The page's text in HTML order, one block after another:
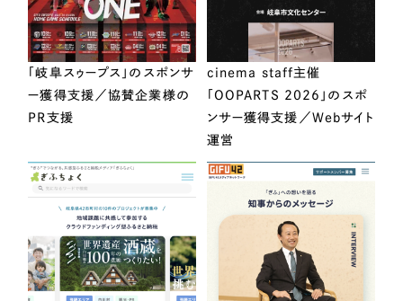
「岐阜スゥープス」のスポンサ
ー獲得支援／協賛企業様の
PR支援
cinema staff主催
「OOPARTS 2026」のスポ
ンサー獲得支援／Webサイト
運営